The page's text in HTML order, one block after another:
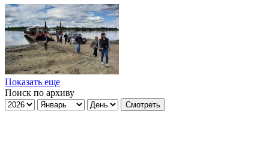
Показать еще
Поиск по архиву
Смотреть